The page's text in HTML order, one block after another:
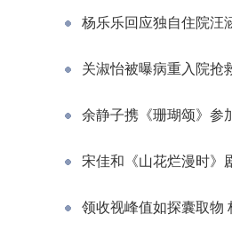
杨乐乐回应独自住院汪
关淑怡被曝病重入院抢
余静子携《珊瑚颂》参
宋佳和《山花烂漫时》
领收视峰值如探囊取物